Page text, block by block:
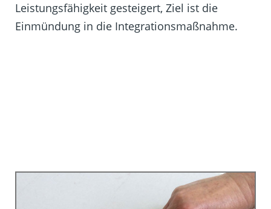
Leistungsfähigkeit gesteigert, Ziel ist die
Einmündung in die Integrationsmaßnahme.